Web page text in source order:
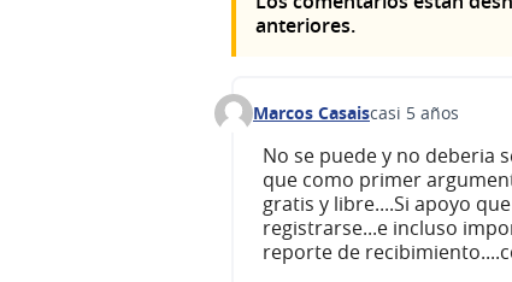
anteriores.
Comentario 79
Marcos Casaiscasi 5 años
No se puede y no deberia
que como primer
gratis y libre....Si apoyo
registrarse...e incluso
reporte de